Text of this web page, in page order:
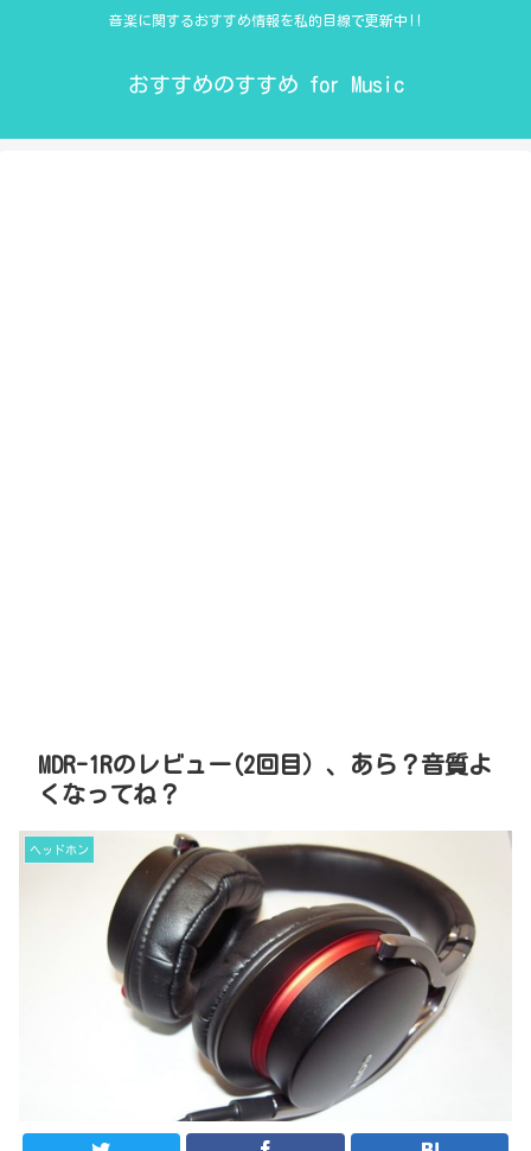
音楽に関するおすすめ情報を私的目線で更新中!!
おすすめのすすめ for Music
MDR-1Rのレビュー(2回目）、あら？音質よ
くなってね？
ヘッドホン